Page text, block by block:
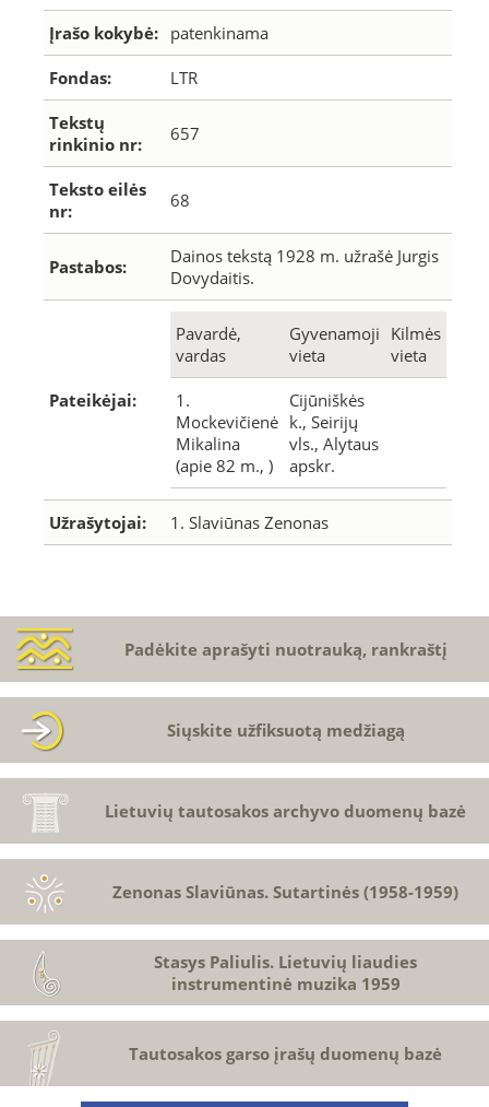
Įrašo kokybė: patenkinama
Fondas: LTR
Tekstų
rinkinio nr:
657
Teksto eilės
nr:
68
Pastabos:
Dainos tekstą 1928 m. užrašė Jurgis
Dovydaitis.
Pateikėjai:
Pavardė,
vardas
Gyvenamoji
vieta
Kilmės
vieta
1.
Mockevičienė
Mikalina
(apie 82 m., )
Cijūniškės
k., Seirijų
vls., Alytaus
apskr.
Užrašytojai: 1. Slaviūnas Zenonas
Padėkite aprašyti nuotrauką, rankraštį
Siųskite užfiksuotą medžiagą
Lietuvių tautosakos archyvo duomenų bazė
Zenonas Slaviūnas. Sutartinės (1958-1959)
Stasys Paliulis. Lietuvių liaudies
instrumentinė muzika 1959
Tautosakos garso įrašų duomenų bazė